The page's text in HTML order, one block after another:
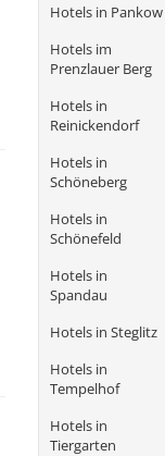
Hotels in Pankow
Hotels im
Prenzlauer Berg
Hotels in
Reinickendorf
Hotels in
Schöneberg
Hotels in
Schönefeld
Hotels in
Spandau
Hotels in Steglitz
Hotels in
Tempelhof
Hotels in
Tiergarten